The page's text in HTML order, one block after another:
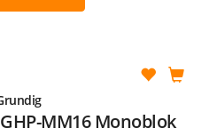
MM16 Monoblok